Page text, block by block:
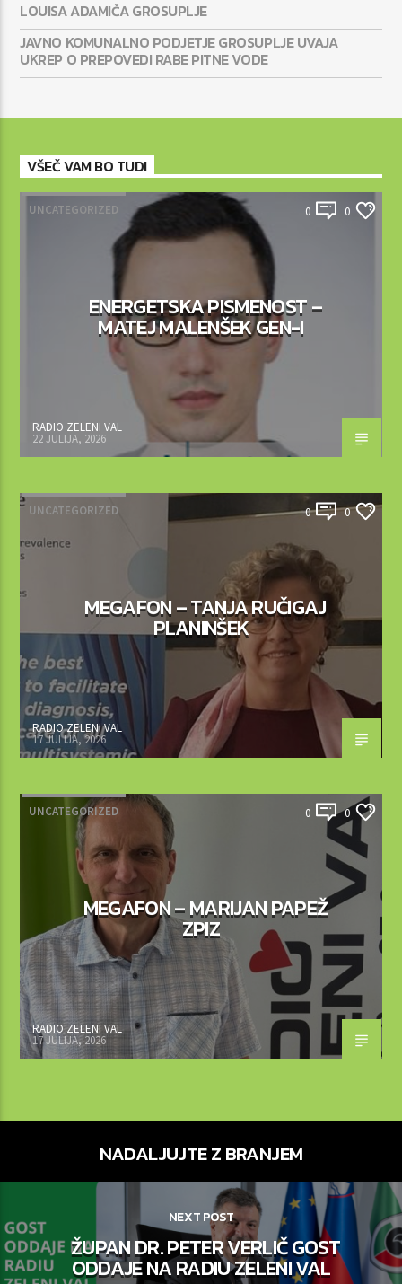
LOUISA ADAMIČA GROSUPLJE
JAVNO KOMUNALNO PODJETJE GROSUPLJE UVAJA
UKREP O PREPOVEDI RABE PITNE VODE
VŠEČ VAM BO TUDI
UNCATEGORIZED 0 0
ENERGETSKA PISMENOST –
MATEJ MALENŠEK GEN-I
RADIO ZELENI VAL
22 JULIJA, 2026
UNCATEGORIZED 0 0
MEGAFON – TANJA RUČIGAJ
PLANINŠEK
RADIO ZELENI VAL
17 JULIJA, 2026
UNCATEGORIZED 0 0
MEGAFON – MARIJAN PAPEŽ
ZPIZ
RADIO ZELENI VAL
17 JULIJA, 2026
NADALJUJTE Z BRANJEM
NEXT POST
ŽUPAN DR. PETER VERLIČ GOST
ODDAJE NA RADIU ZELENI VAL